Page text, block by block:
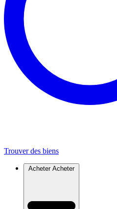
Trouver des biens
Acheter Acheter